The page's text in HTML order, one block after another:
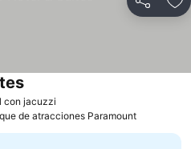
Compartir
con jacuzzi
Ver precios
de atracciones Paramount